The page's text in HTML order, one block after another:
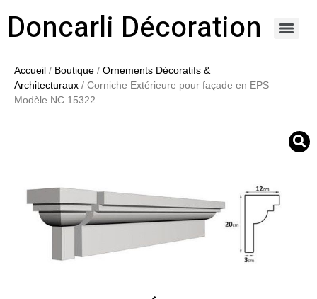
Doncarli Décoration
Accueil / Boutique / Ornements Décoratifs &
Architecturaux / Corniche Extérieure pour façade en EPS
Modèle NC 15322